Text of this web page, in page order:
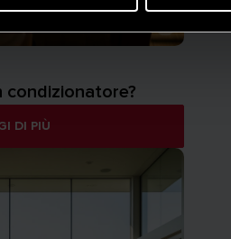
condizionatore?
DI PIÙ